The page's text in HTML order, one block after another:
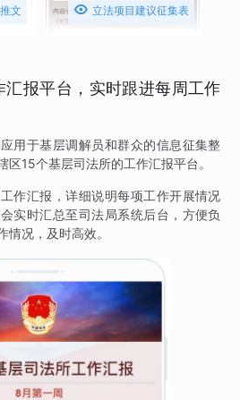
文  立法项目建议征集表
报平台，实时跟进每周工作
用于基层调解员和群众的信息征集整
15个基层司法所的工作汇报平台。
作汇报，详细说明每项工作开展情况
实时汇总至司法局系统后台，方便负
况，及时高效。